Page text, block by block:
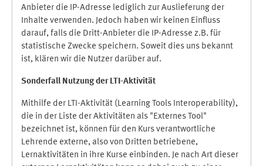
Anbieter die IP-Adresse lediglich zur Auslieferung der
Inhalte verwenden. Jedoch haben wir keinen Einfluss
darauf, falls die Dritt-Anbieter die IP-Adresse z.B. für
statistische Zwecke speichern. Soweit dies uns bekannt
ist, klären wir die Nutzer darüber auf.
Sonderfall Nutzung der LTI-Aktivität
Mithilfe der LTI-Aktivität (Learning Tools Interoperability),
die in der Liste der Aktivitäten als "Externes Tool"
bezeichnet ist, können für den Kurs verantwortliche
Lehrende externe, also von Dritten betriebene,
Lernaktivitäten in ihre Kurse einbinden. Je nach Art dieser